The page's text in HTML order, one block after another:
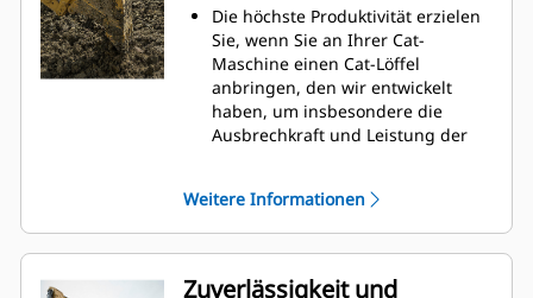
Die höchste Produktivität erzielen
Sie, wenn Sie an Ihrer Cat-
Maschine einen Cat-Löffel
anbringen, den wir entwickelt
haben, um insbesondere die
Ausbrechkraft und Leistung der
verbessert den Materialfluss in
den Löffel. Die zusätzliche
Rückenfreiheit verhindert ein
Schleifen der Unterseite des
Weitere Informationen
Zuverlässigkeit und